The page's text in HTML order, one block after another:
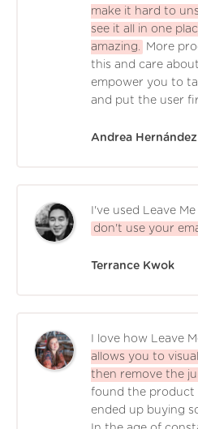
make it hard to
see it all in one
amazing.
More
this and care
empower you to
and put the user
Andrea Hernández
I've used Leave
don't use your
Terrance Kwok
I love how Leave
allows you to
then remove the
found the product
ended up buying